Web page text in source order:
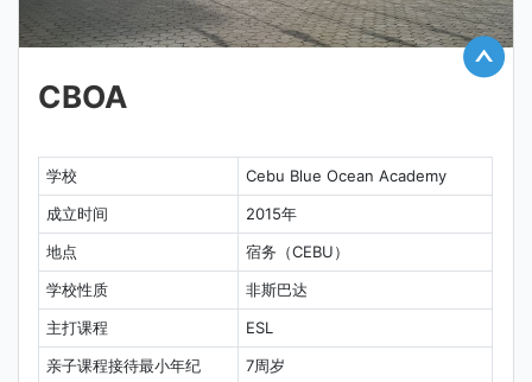
CBOA
学校
Cebu Blue Ocean Academy
成立时间
2015年
地点
宿务（CEBU）
学校性质
非斯巴达
主打课程
ESL
亲子课程接待最小年纪
7周岁